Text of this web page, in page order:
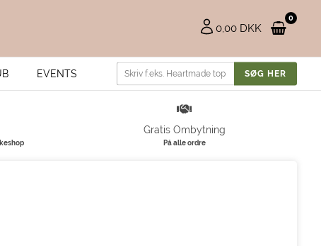
0
0,00 DKK
EVENTS
Gratis Ombytning
På alle ordre